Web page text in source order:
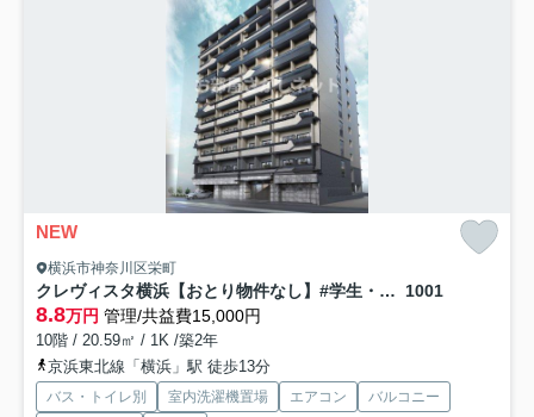
NEW
横浜市神奈川区栄町
クレヴィスタ横浜【おとり物件なし】#学生・社会人にオススメ！初期費用分割払いOK！ 1001
8.8万円 管理/共益費15,000円
10階 / 20.59㎡ / 1K /築2年
京浜東北線「横浜」駅 徒歩13分
バス・トイレ別 室内洗濯機置場 エアコン
バルコニー